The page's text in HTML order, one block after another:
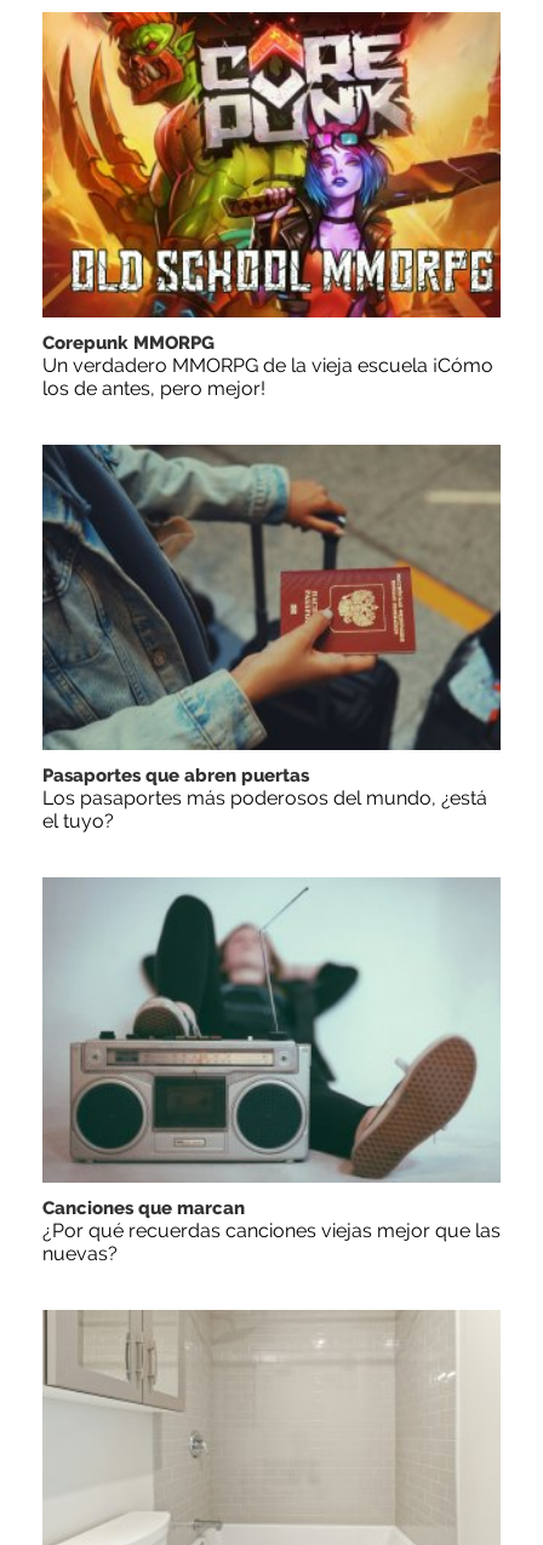
Corepunk MMORPG
Un verdadero MMORPG de la vieja escuela ¡Cómo
los de antes, pero mejor!
Pasaportes que abren puertas
Los pasaportes más poderosos del mundo, ¿está
el tuyo?
Canciones que marcan
¿Por qué recuerdas canciones viejas mejor que las
nuevas?